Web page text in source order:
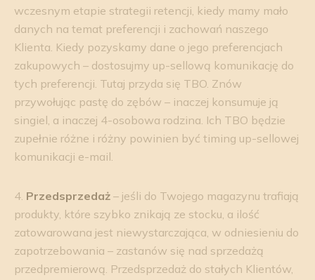
wczesnym etapie strategii retencji, kiedy mamy mało
danych na temat preferencji i zachowań naszego
Klienta. Kiedy pozyskamy dane o jego preferencjach
zakupowych – dostosujmy up-sellową komunikację do
tych preferencji. Tutaj przyda się TBO. Znów
przywołując pastę do zębów – inaczej konsumuje ją
singiel, a inaczej 4-osobowa rodzina. Ich TBO będzie
zupełnie różne i różny powinien być timing up-sellowej
komunikacji e-mail.
4. Przedsprzedaż – jeśli do Twojego magazynu trafiają
produkty, które szybko znikają ze stocku, a ilość
zatowarowana jest niewystarczająca, w odniesieniu do
zapotrzebowania – zastanów się nad sprzedażą
przedpremierową. Przedsprzedaż do stałych Klientów,